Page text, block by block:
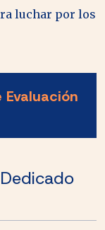
luchar por los